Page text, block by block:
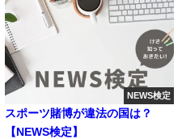
NEWS検定
スポーツ賭博が違法の国は？
【NEWS検定】